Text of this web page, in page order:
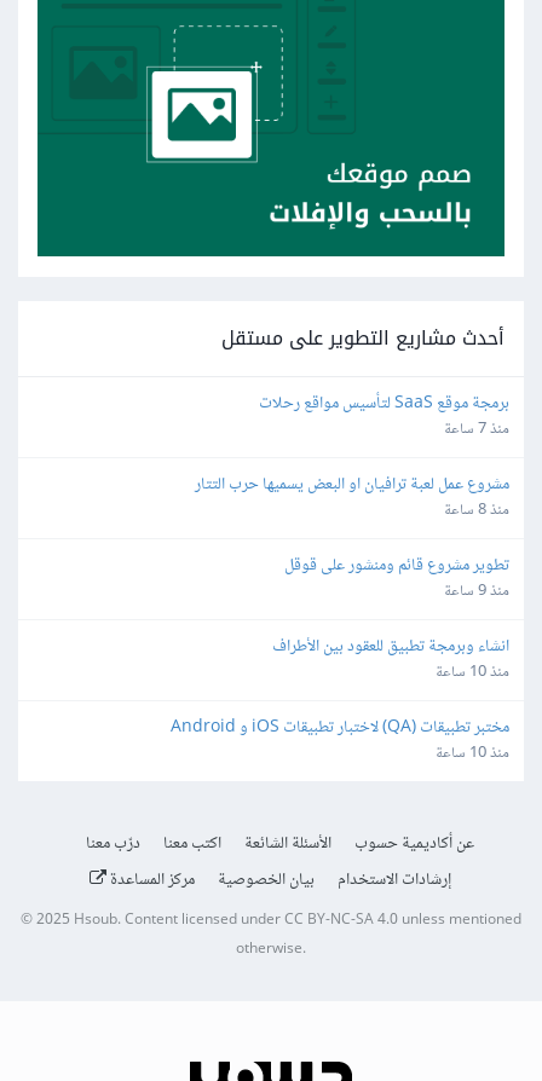
أحدث مشاريع التطوير على مستقل
برمجة موقع SaaS لتأسيس مواقع رحلات
منذ 7 ساعة
مشروع عمل لعبة ترافيان او البعض يسميها حرب التتار
منذ 8 ساعة
تطوير مشروع قائم ومنشور على قوقل
منذ 9 ساعة
انشاء وبرمجة تطبيق للعقود بين الأطراف
منذ 10 ساعة
مختبر تطبيقات (QA) لاختبار تطبيقات iOS و Android
منذ 10 ساعة
عن أكاديمية حسوب الأسئلة الشائعة اكتب معنا
درّب معنا
إرشادات الاستخدام
بيان الخصوصية مركز المساعدة
© 2025 Hsoub.Content licensed underCC BY-NC-SA 4.0unless mentioned
otherwise.